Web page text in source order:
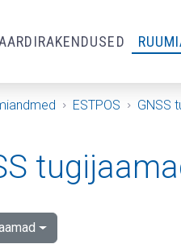
ESTPOS GNSS